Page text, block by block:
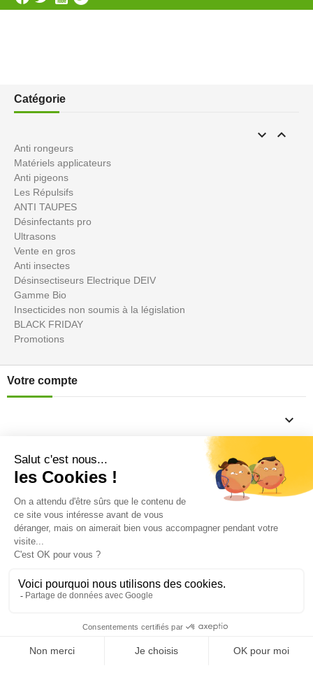
Catégorie
 
Anti rongeurs
Matériels applicateurs
Anti pigeons
Les Répulsifs
ANTI TAUPES
Désinfectants pro
Ultrasons
Vente en gros
Anti insectes
Désinsectiseurs Electrique DEIV
Gamme Bio
Insecticides non soumis à la législation
BLACK FRIDAY
Promotions
Votre compte

Informations

Fiches conseils
Insecte